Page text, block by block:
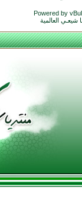
Powered by
العالمية